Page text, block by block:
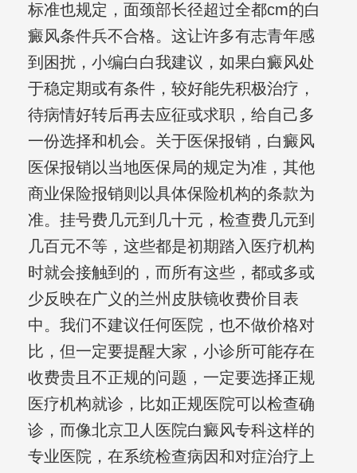
标准也规定，面颈部长径超过全都cm的白
癜风条件兵不合格。这让许多有志青年感
到困扰，小编白白我建议，如果白癜风处
于稳定期或有条件，较好能先积极治疗，
待病情好转后再去应征或求职，给自己多
一份选择和机会。关于医保报销，白癜风
医保报销以当地医保局的规定为准，其他
商业保险报销则以具体保险机构的条款为
准。挂号费几元到几十元，检查费几元到
几百元不等，这些都是初期踏入医疗机构
时就会接触到的，而所有这些，都或多或
少反映在广义的兰州皮肤镜收费价目表
中。我们不建议任何医院，也不做价格对
比，但一定要提醒大家，小诊所可能存在
收费贵且不正规的问题，一定要选择正规
医疗机构就诊，比如正规医院可以检查确
诊，而像北京卫人医院白癜风专科这样的
专业医院，在系统检查病因和对症治疗上